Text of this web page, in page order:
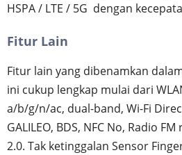
HSPA / LTE / 5G dengan
Fitur Lain
Fitur lain yang dibenamkan
ini cukup lengkap mulai dari
a/b/g/n/ac, dual-band, Wi-Fi
GALILEO, BDS, NFC No, Radio
2.0. Tak ketinggalan Sensor